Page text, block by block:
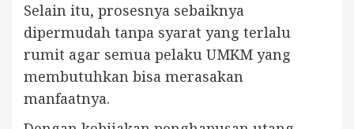
Selain itu, prosesnya sebaiknya
dipermudah tanpa syarat yang terlalu
rumit agar semua pelaku UMKM yang
membutuhkan bisa merasakan
manfaatnya.